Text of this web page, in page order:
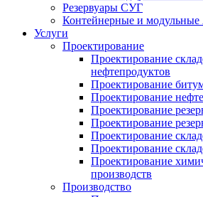
Резервуары СУГ
Контейнерные и
Услуги
Проектирование
Проектирование
нефтепродуктов
Проектирование
Проектирование
Проектирование
Проектирование
Проектирование
Проектирование
Проектирование
производств
Производство